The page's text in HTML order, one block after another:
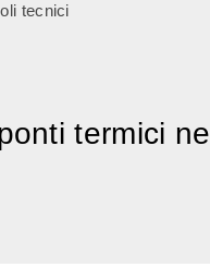
tecnici
termici